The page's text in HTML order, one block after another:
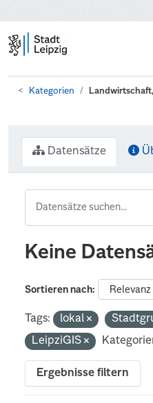
Kategorien
Datensätze
Keine
Sortieren nach
Tags: lokal
LeipziGIS
Ergebnisse filtern